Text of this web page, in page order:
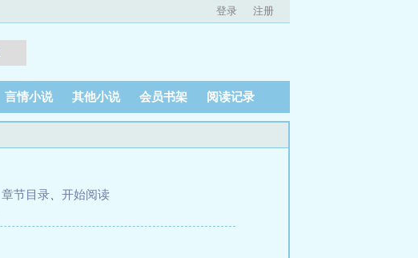
登录 注册
言情小说 其他小说 会员书架 阅读记录
章节目录
开始阅读